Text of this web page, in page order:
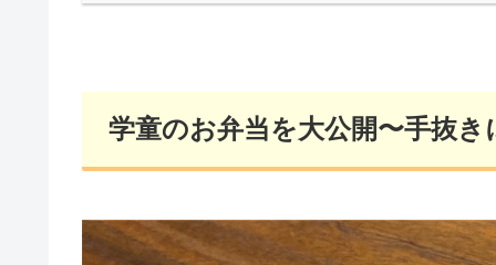
学童のお弁当を大公開〜手抜